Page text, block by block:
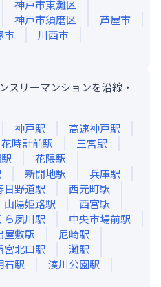
神戸市東灘区
神戸市須磨区
芦屋市
市
川西市
スリーマンションを沿線・
神戸駅 高速神戸駅
時計前駅 三宮駅
駅 花隈駅
新開地駅 兵庫駅
日野道駅 西元町駅
山陽姫路駅 西宮駅
ら夙川駅 中央市場前駅
屋敷駅 尼崎駅
宮北口駅 灘駅
石駅 湊川公園駅